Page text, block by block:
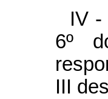
IV -
6º
III